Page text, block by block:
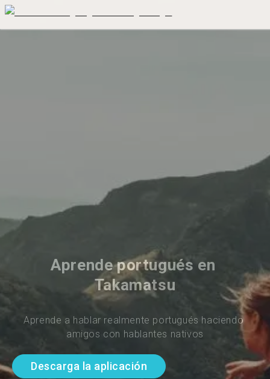
Aprende portugués en
Takamatsu
Aprende a hablar realmente portugués haciendo
amigos con hablantes nativos
Descarga la aplicación